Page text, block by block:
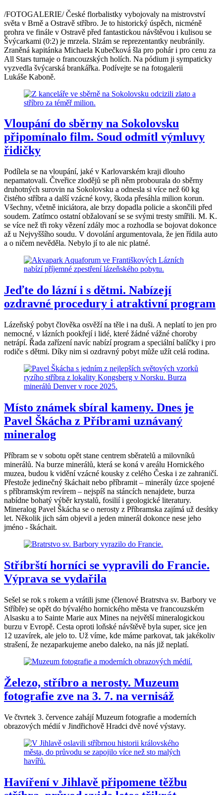
/FOTOGALERIE/ České florbalistky vybojovaly na mistrovství
světa v Brně a Ostravě stříbro. Je to historický úspěch, nicméně
prohra ve finále v Ostravě před fantastickou návštěvou i kulisou se
Švýcarkami (0:2) je mrzela. Slzám se reprezentantky neubránily.
Zraněná kapitánka Michaela Kubečková šla pro pohár i pro cenu za
All Stars turnaje o francouzských holích. Na pódium ji sympaticky
vyzvedla švýcarská brankářka. Podívejte se na fotogalerii
Lukáše Kaboně.
Vloupání do sběrny na Sokolovsku
připomínalo film. Soud odmítl výmluvy
řidičky
Podílela se na vloupání, jaké v Karlovarském kraji dlouho
nepamatovali. Čtveřice zlodějů se při něm probourala do sběrny
druhotných surovin na Sokolovsku a odnesla si více než 60 kg
čistého stříbra a další vzácné kovy, škoda přesáhla milion korun.
Všechny, včetně iniciátora, ale brzy dopadla policie a skončili před
soudem. Zatímco ostatní obžalovaní se se svými tresty smířili. M. K.
se více než tři roky vězení zdály moc a rozhodla se bojovat dokonce
až u Nejvyššího soudu. V dovolání argumentovala, že jen řídila auto
a o ničem nevěděla. Nebylo jí to ale nic platné.
Jeďte do lázní i s dětmi. Nabízejí
ozdravné procedury i atraktivní program
Lázeňský pobyt člověka osvěží na těle i na duši. A neplatí to jen pro
nemocné, v lázních pookřejí i lidé, které žádné vážné choroby
netrápí. Řada zařízení navíc nabízí program a speciální balíčky i pro
rodiče s dětmi. Díky nim si ozdravný pobyt může užít celá rodina.
Místo známek sbíral kameny. Dnes je
Pavel Škácha z Příbrami uznávaný
mineralog
Příbram se v sobotu opět stane centrem sběratelů a milovníků
minerálů. Na burze minerálů, která se koná v areálu Hornického
muzea, budou k vidění vzácné kousky z celého Česka i ze zahraničí.
Přestože jedinečný škáchait nebo příbramit – minerály úzce spojené
s příbramským revírem – nejspíš na stáncích nenajdete, burza
nabídne bohatý výběr krystalů, fosilií i geologické literatury.
Mineralog Pavel Škácha se o nerosty z Příbramska zajímá už desítky
let. Několik jich sám objevil a jeden minerál dokonce nese jeho
jméno - škáchait.
Stříbrští horníci se vypravili do Francie.
Výprava se vydařila
Sešel se rok s rokem a vrátili jsme (členové Bratrstva sv. Barbory ve
Stříbře) se opět do bývalého hornického města ve francouzském
Alsasku a to Sainte Marie aux Mines na největší mineralogickou
burzu v Evropě. Cesta oproti loňské návštěvě byla super, sice jen
12 uzavírek, ale jelo to. Už víme, kde máme parkovat, tak jakékoliv
strašení, že nezaparkujeme anebo daleko, na nás již neplatí.
Železo, stříbro a nerosty. Muzeum
fotografie zve na 3. 7. na vernisáž
Ve čtvrtek 3. července zahájí Muzeum fotografie a moderních
obrazových médií v Jindřichově Hradci dvě nové výstavy.
Havíření v Jihlavě připomene těžbu